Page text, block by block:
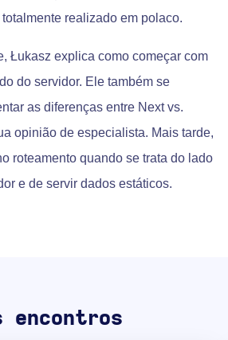
realizado em polaco.
Łukasz explica como começar com
do servidor. Ele também se
as diferenças entre Next vs.
opinião de especialista. Mais tarde,
roteamento quando se trata do lado
e de servir dados estáticos.
encontros